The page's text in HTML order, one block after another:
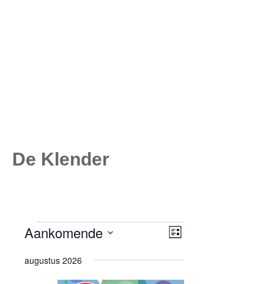
De Klender